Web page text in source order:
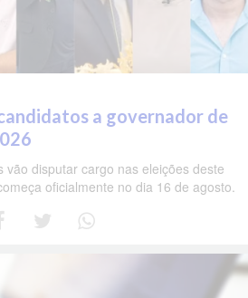
a governador de
vão disputar cargo nas eleições deste
oficialmente no dia 16 de agosto.